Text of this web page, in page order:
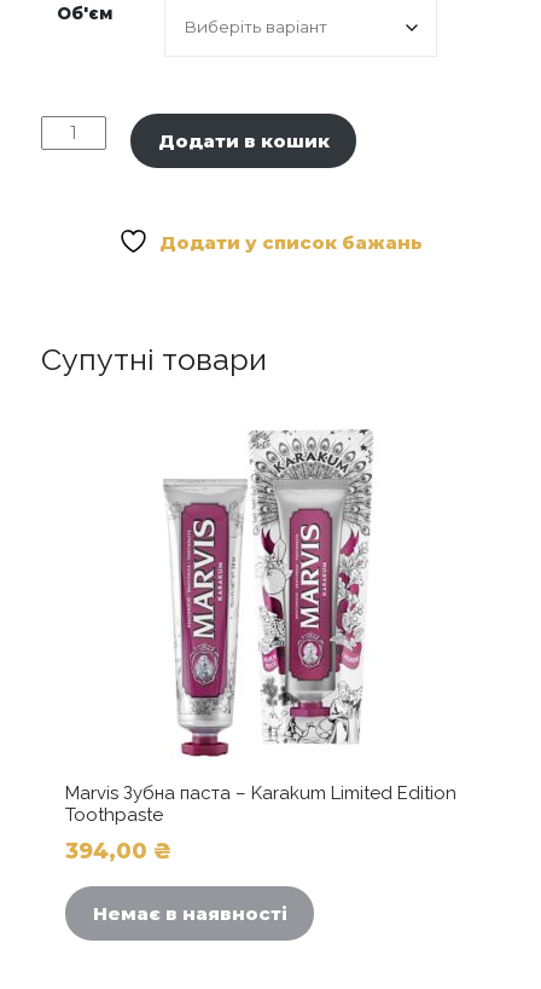
215,00 ₴
Об'єм
Marvis
Відбілююча
Ксілітолом
Mint
Додати в кошик
Додати у список бажань
Супутні товари
Marvis Зубна паста – Karakum Limited Edition
Toothpaste
394,00 ₴
Немає в наявності